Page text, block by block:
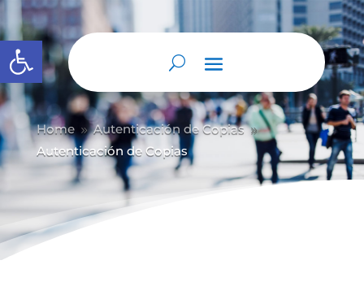
Abrir barra de herramientas
Home 9 Autenticación de Copias 9
Autenticación de Copias